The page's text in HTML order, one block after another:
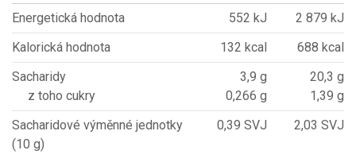
Energetická hodnota 552 kJ
2 879 kJ
Kalorická hodnota
132 kcal
688 kcal
Sacharidy
z toho cukry
3,9 g
0,266 g
20,3 g
1,39 g
Sacharidové výměnné jednotky
(10 g)
0,39 SVJ 2,03 SVJ